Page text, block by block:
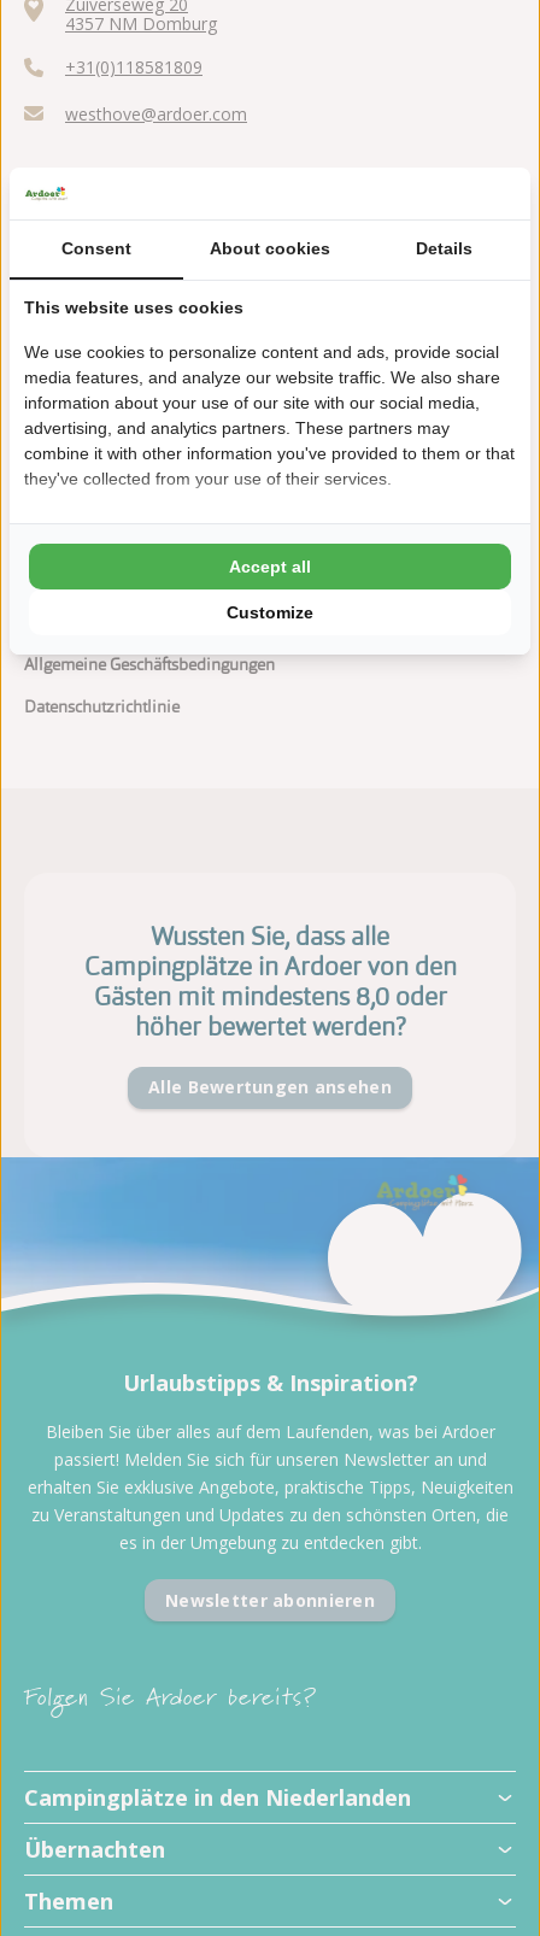
4357 NM Domburg
+31(0)118581809
westhove@ardoer.com
Schwimmbad mit Stromschnellen
Badehaus mit Wellness
Abenteuerlicher Wasserspielplatz
Allgemeine Geschäftsbedingungen
Datenschutzrichtlinie
Wussten Sie, dass alle
Campingplätze in Ardoer von den
Gästen mit mindestens 8,0 oder
höher bewertet werden?
Alle Bewertungen ansehen
Folgen Sie Ardoer bereits?
Campingplätze in den Niederlanden
Übernachten
Themen
Urlaubstipps & Inspiration?
Bleiben Sie über alles auf dem Laufenden, was bei Ardoer
passiert! Melden Sie sich für unseren Newsletter an und
erhalten Sie exklusive Angebote, praktische Tipps, Neuigkeiten
zu Veranstaltungen und Updates zu den schönsten Orten, die
es in der Umgebung zu entdecken gibt.
Newsletter abonnieren
Consent About cookies Details
This website uses cookies
We use cookies to personalize content and ads, provide social
media features, and analyze our website traffic. We also share
information about your use of our site with our social media,
advertising, and analytics partners. These partners may
combine it with other information you've provided to them or that
they've collected from your use of their services.
Customize
Accept all